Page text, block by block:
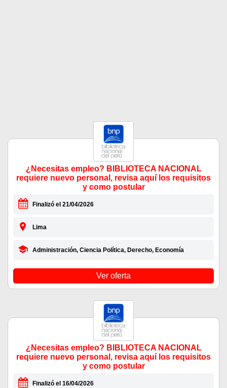
¿Necesitas empleo? BIBLIOTECA NACIONAL
requiere nuevo personal, revisa aquí los requisitos
y como postular
Finalizó el 21/04/2026
Lima
Administración, Ciencia Política, Derecho, Economía
Ver oferta
¿Necesitas empleo? BIBLIOTECA NACIONAL
requiere nuevo personal, revisa aquí los requisitos
y como postular
Finalizó el 16/04/2026